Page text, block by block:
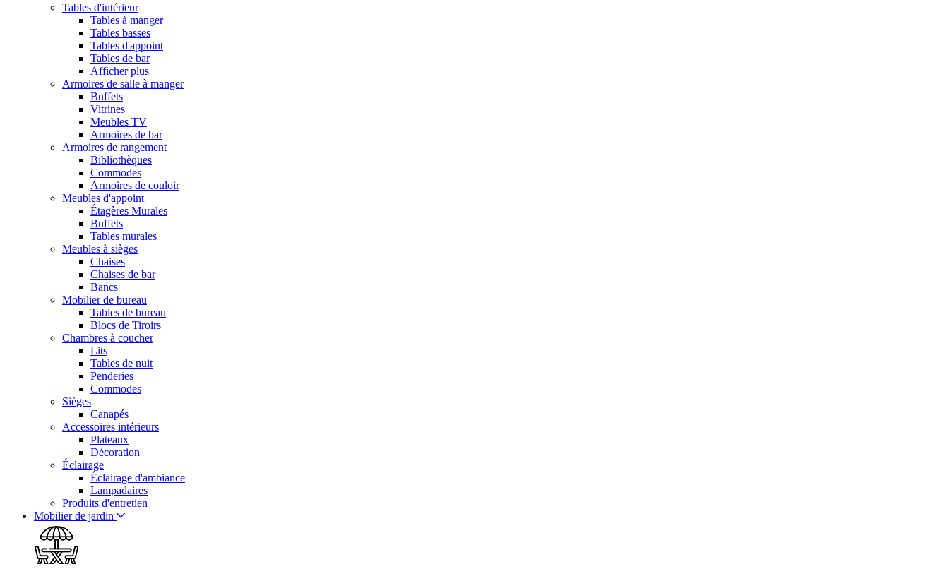
Tables d'intérieur
Tables à manger
Tables basses
Tables d'appoint
Tables de bar
Afficher plus
Armoires de salle à manger
Buffets
Vitrines
Meubles TV
Armoires de bar
Armoires de rangement
Bibliothèques
Commodes
Armoires de couloir
Meubles d'appoint
Étagères Murales
Buffets
Tables murales
Meubles à sièges
Chaises
Chaises de bar
Bancs
Mobilier de bureau
Tables de bureau
Blocs de Tiroirs
Chambres à coucher
Lits
Tables de nuit
Penderies
Commodes
Sièges
Canapés
Accessoires intérieurs
Plateaux
Décoration
Éclairage
Éclairage d'ambiance
Lampadaires
Produits d'entretien
Mobilier de jardin